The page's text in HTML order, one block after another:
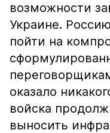
возможности
Украине.
пойти на
оказало
войска
выносить